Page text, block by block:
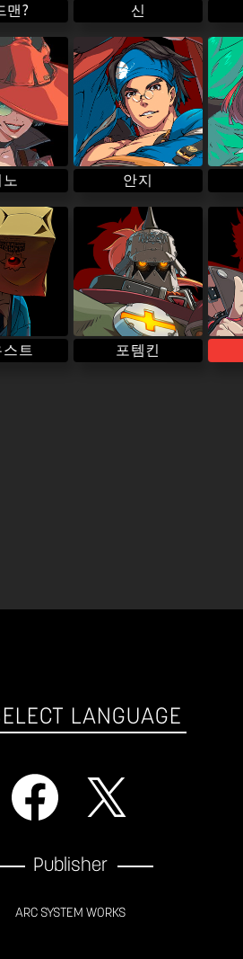
맨? 신
안지
트 포템킨
LANGUAGE
Publisher
ARC SYSTEM WORKS